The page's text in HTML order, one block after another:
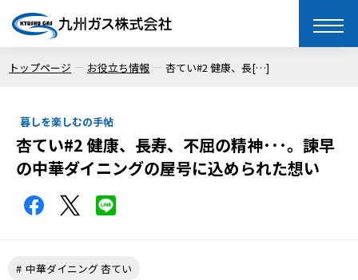
toggle
トップページ お役立ち情報 杏てい#2 健康、長[…]
暮しを楽しむの手帖
杏てい#2 健康、長寿、不屈の精神･･･。諫早
の中華ダイニングの屋号に込められた想い
中華ダイニング 杏てい